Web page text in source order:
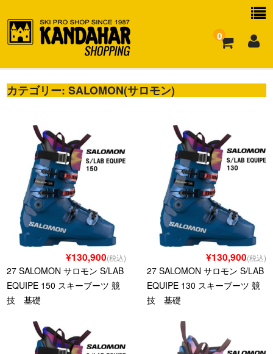
0
お買い物ガイド
カテゴリー:SALOMON(サロモン)
¥130,900(税込)
27 SALOMON サロモン S/LAB
EQUIPE 150 スキーブーツ 競
技 基礎
¥130,900(税込)
27 SALOMON サロモン S/LAB
EQUIPE 130 スキーブーツ 競
技 基礎